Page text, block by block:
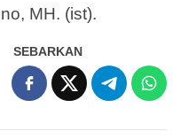
MH. (ist).
SEBARKAN